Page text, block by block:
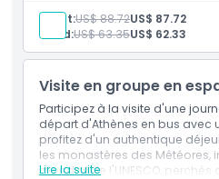
Conditions
Politique d'annulation
panoramiques à couper le
journée tout compris est
recherche d'une aventure
souci, d'Athènes aux
Adult:US$ 88.72US$ 87.72
Child:US$ 63.35US$ 62.33
Visite en groupe en
Participez à la visite d'une
départ d'Athènes en bus
profitez d'un authentique
les monastères des Météores,
mondial de l'UNESCO,
Lire la suite